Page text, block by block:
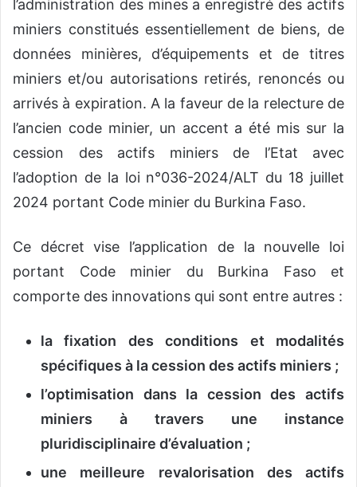
l’administration des mines a enregistré des actifs
miniers constitués essentiellement de biens, de
données minières, d’équipements et de titres
miniers et/ou autorisations retirés, renoncés ou
arrivés à expiration. A la faveur de la relecture de
l’ancien code minier, un accent a été mis sur la
cession des actifs miniers de l’Etat avec
l’adoption de la loi n°036-2024/ALT du 18 juillet
2024 portant Code minier du Burkina Faso.
Ce décret vise l’application de la nouvelle loi
portant Code minier du Burkina Faso et
comporte des innovations qui sont entre autres :
la fixation des conditions et modalités
spécifiques à la cession des actifs miniers ;
l’optimisation dans la cession des actifs
miniers à travers une instance
pluridisciplinaire d’évaluation ;
une meilleure revalorisation des actifs